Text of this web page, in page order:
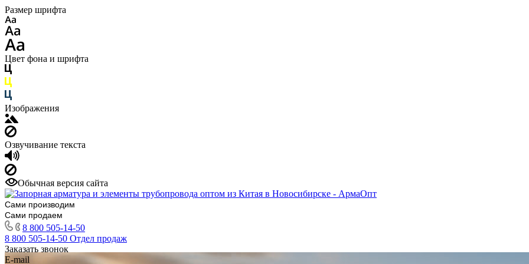
Размер шрифта
Цвет фона и шрифта
Изображения
Озвучивание текста
Обычная версия сайта
Сами производим
Сами продаем
8 800 505-14-50
8 800 505-14-50 Отдел продаж
Заказать звонок
E-mail